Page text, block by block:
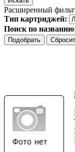
Расширенный
Тип картриджей:
Поиск по